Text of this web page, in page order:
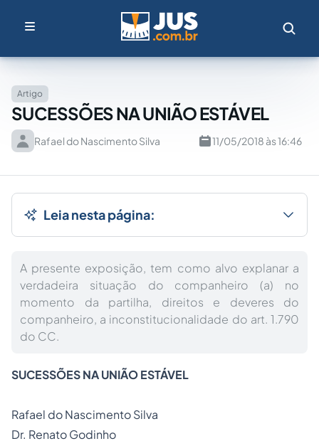
Artigo
SUCESSÕES NA UNIÃO ESTÁVEL
Rafael do Nascimento Silva 11/05/2018 às 16:46
Leia nesta página:
A presente exposição, tem como alvo explanar a
verdadeira situação do companheiro (a) no
momento da partilha, direitos e deveres do
companheiro, a inconstitucionalidade do art. 1.790
do CC.
SUCESSÕES NA UNIÃO ESTÁVEL
Rafael do Nascimento Silva
Dr. Renato Godinho